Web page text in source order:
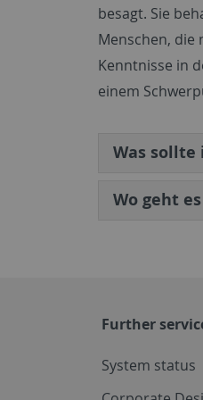
besagt. Sie
Menschen, die
Kenntnisse in
einem
Was
Wo geht
Further
System status